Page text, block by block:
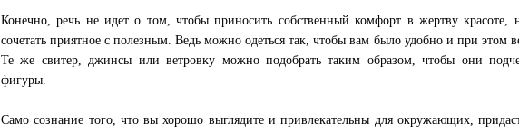
Конечно, речь не идет о том, чтобы приносить собственный комфорт в жертву красоте,
сочетать приятное с полезным. Ведь можно одеться так, чтобы вам было удобно и при
Те же свитер, джинсы или ветровку можно подобрать таким образом, чтобы они
фигуры.
Само сознание того, что вы хорошо выглядите и привлекательны для окружающих,